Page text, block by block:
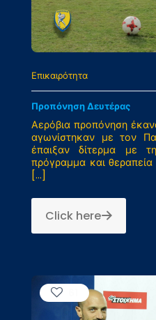
Επικαιρότητα
Προπόνηση Δευτέρας
Αερόβια προπόνηση
αγωνίστηκαν με τον
έπαιξαν δίτερμα με
πρόγραμμα και
[…]
Click here